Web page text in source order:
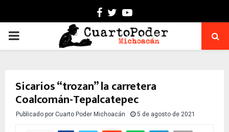
Facebook
TwitterYoutube
PRIMARY
Sicarios “trozan” la carretera
Coalcomán-Tepalcatepec
Publicado por Cuarto Poder Michoacán 5 de agosto de 2021